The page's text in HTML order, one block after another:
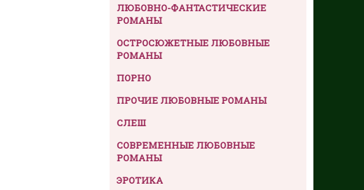
ЛЮБОВНО-ФАНТАСТИЧЕСКИЕ
РОМАНЫ
ОСТРОСЮЖЕТНЫЕ ЛЮБОВНЫЕ
РОМАНЫ
ПОРНО
ПРОЧИЕ ЛЮБОВНЫЕ РОМАНЫ
СЛЕШ
СОВРЕМЕННЫЕ ЛЮБОВНЫЕ
РОМАНЫ
ЭРОТИКА